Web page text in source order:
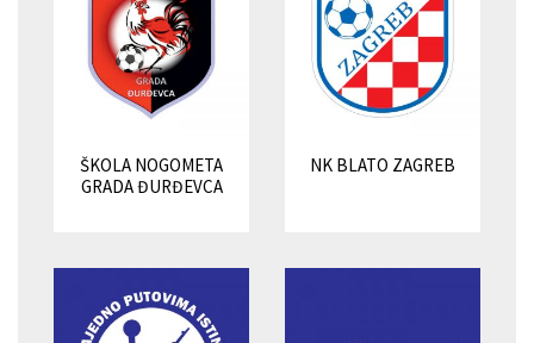
ŠKOLA NOGOMETA
GRADA ĐURĐEVCA
NK BLATO ZAGREB